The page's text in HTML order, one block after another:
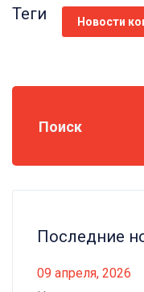
Теги Новости
Поиск
Последние
09 апреля, 2026